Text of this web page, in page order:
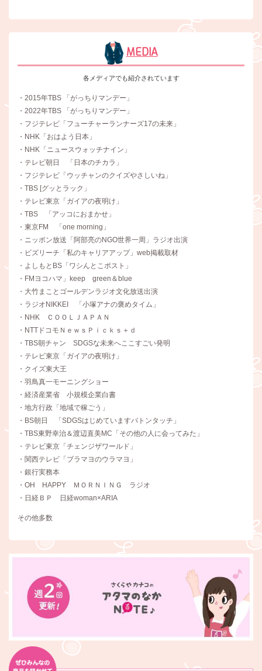
MEDIA
各メディアでも紹介されています
・2015年TBS 「がっちりマンデー」
・2022年TBS 「がっちりマンデー」
・フジテレビ「フューチャーランナーズ17の未来」
・NHK「おはよう日本」
・NHK「ニュースウォッチナイン」
・テレビ朝日 「日本のチカラ」
・フジテレビ「ウッチャンのクイズやさしいね」
・TBS [グッとラック」
・テレビ東京「ガイアの夜明け」
・TBS 「アッコにおまかせ」
・東京FM 「one morning」
・ニッポン放送「阿部亮のNGO世界一周」ラジオ出演
・ビズリーチ「私のキャリアアップ」web掲載取材
・よしもとBS「ワシんとこポスト」
・FMヨコハマ」keep green＆blue
・大竹まことゴールデンラジオ文化放送出演
・ラジオNIKKEI 「小塚アナの褒めタイム」
・NHK ＣＯＯＬＪＡＰＡＮ
・NTTドコモＮｅｗｓＰｉｃｋｓ＋ｄ
・TBS朝チャン SDGSな未来へここすごい発明
・テレビ東京「ガイアの夜明け」
・クイズ東大王
・羽鳥真一モーニングショー
・経済産業省 小規模企業白書
・地方行政「地域で稼ごう」
・BS朝日 「SDGSはじめていますバトンタッチ」
・TBS東野幸治＆渡辺直美MC「その他の人に会ってみた」
・テレビ東京「チェンジザワールド」
・関西テレビ「ブラマヨのウラマヨ」
・銀行実務本
・OH HAPPY ＭＯＲＮＩＮＧ ラジオ
・日経ＢＰ 日経woman×ARIA
その他多数